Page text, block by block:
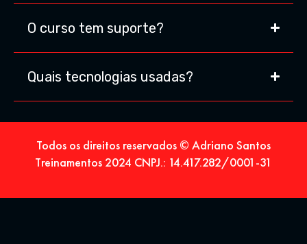
O curso tem suporte?
Quais tecnologias usadas?
Todos os direitos reservados © Adriano Santos
Treinamentos 2024 CNPJ.: 14.417.282/0001-31